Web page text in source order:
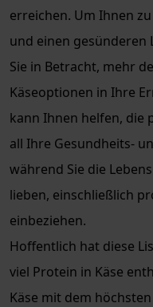
erreichen. Um Ihnen
und einen gesünderen
Sie in Betracht, mehr
Käseoptionen in Ihre
kann Ihnen helfen, die
all Ihre Gesundheits-
während Sie die
lieben, einschließlich
einbeziehen.
Hoffentlich hat diese
viel Protein in Käse
Käse mit dem